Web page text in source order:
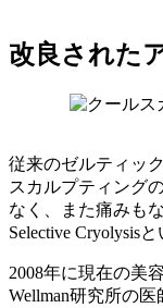
改良された
従来のゼルティッ
スカルプティング
なく、また痛みも
Selective Cryolysis
2008年に現在の美
Wellman研究所の医